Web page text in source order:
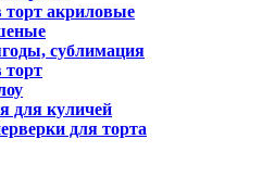
акриловые
сублимация
торт
для куличей
для торта